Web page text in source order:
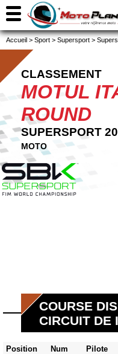
Accueil > Sport > Supersport >
CLASSEMENT
MOTUL
ROUND
SUPERSPORT
MOTO
COURSE
CIRCUIT DE
Position Num Pilote